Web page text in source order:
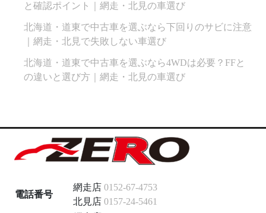
と確認ポイント｜網走・北見の車選び
北海道・道東で中古車を選ぶなら下回りのサビに注意
｜網走・北見で失敗しない車選び
北海道・道東で中古車を選ぶなら4WDは必要？FFと
の違いと選び方｜網走・北見の車選び
電話番号
網走店 0152-67-4753
北見店 0157-24-5461